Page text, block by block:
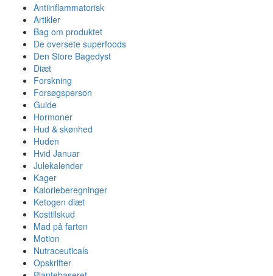
Antiinflammatorisk
Artikler
Bag om produktet
De oversete superfoods
Den Store Bagedyst
Diæt
Forskning
Forsøgsperson
Guide
Hormoner
Hud & skønhed
Huden
Hvid Januar
Julekalender
Kager
Kalorieberegninger
Ketogen diæt
Kosttilskud
Mad på farten
Motion
Nutraceuticals
Opskrifter